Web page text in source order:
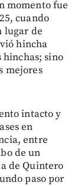
momento fue
cuando
lugar de
hincha
hinchas; sino
mejores
intacto y
en
entre
de un
de Quintero
paso por